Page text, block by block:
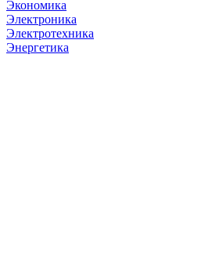
Экономика
Электроника
Электротехника
Энергетика